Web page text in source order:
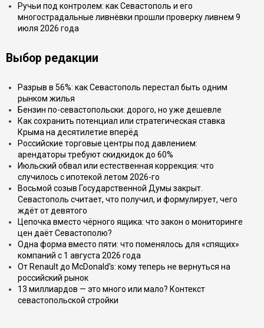
Ручьи под контролем: как Севастополь и его
многострадальные ливнёвки прошли проверку ливнем 9
июля 2026 года
Выбор редакции
Разрыв в 56%: как Севастополь перестал быть одним
рынком жилья
Бензин по-севастопольски: дорого, но уже дешевле
Как сохранить потенциал или стратегическая ставка
Крыма на десятилетие вперёд
Российские торговые центры под давлением:
арендаторы требуют скидкидок до 60%
Июльский обвал или естественная коррекция: что
случилось с ипотекой летом 2026-го
Восьмой созыв Государственной Думы закрыт.
Севастополь считает, что получил, и формулирует, чего
ждёт от девятого
Цепочка вместо чёрного ящика: что закон о мониторинге
цен даёт Севастополю?
Одна форма вместо пяти: что поменялось для «спящих»
компаний с 1 августа 2026 года
От Renault до McDonald's: кому теперь не вернуться на
российский рынок
13 миллиардов — это много или мало? Контекст
севастопольской стройки